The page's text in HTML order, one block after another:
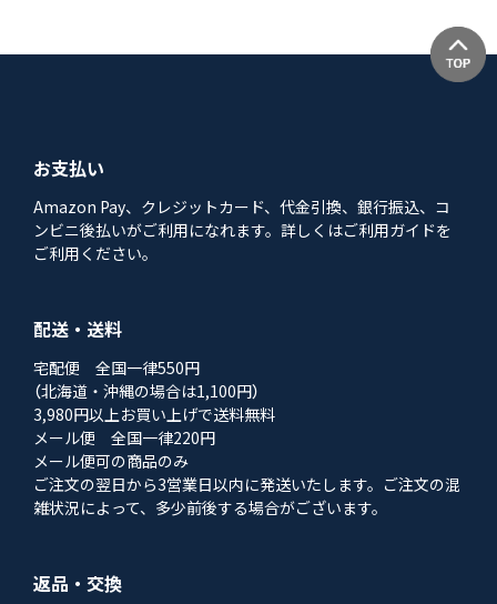
お支払い
Amazon Pay、クレジットカード、代金引換、銀行振込、コ
ンビニ後払いがご利用になれます。詳しくはご利用ガイドを
ご利用ください。
配送・送料
宅配便 全国一律550円
（北海道・沖縄の場合は1,100円）
3,980円以上お買い上げで送料無料
メール便 全国一律220円
メール便可の商品のみ
ご注文の翌日から3営業日以内に発送いたします。ご注文の混
雑状況によって、多少前後する場合がございます。
返品・交換